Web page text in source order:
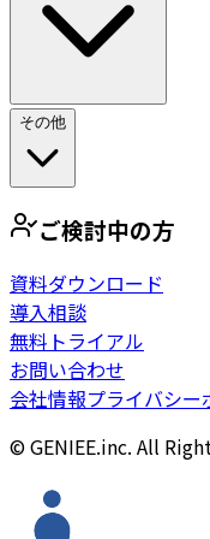
その他
ご検討中の方
資料ダウンロード
導入相談
無料トライアル
お問い合わせ
会社情報プライバシー
© GENIEE.inc. All